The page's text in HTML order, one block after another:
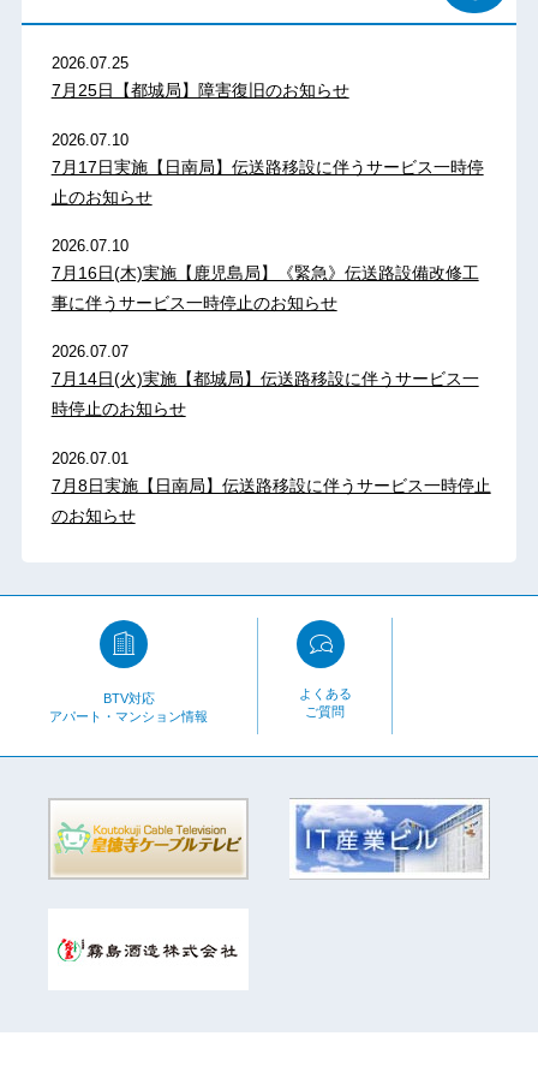
2026.07.25
7月25日【都城局】障害復旧のお知らせ
2026.07.10
7月17日実施【日南局】伝送路移設に伴うサービス一時停
止のお知らせ
2026.07.10
7月16日(木)実施【鹿児島局】《緊急》伝送路設備改修工
事に伴うサービス一時停止のお知らせ
2026.07.07
7月14日(火)実施【都城局】伝送路移設に伴うサービス一
時停止のお知らせ
2026.07.01
7月8日実施【日南局】伝送路移設に伴うサービス一時停止
のお知らせ
BTV対応
アパート・マンション情報
よくある
ご質問